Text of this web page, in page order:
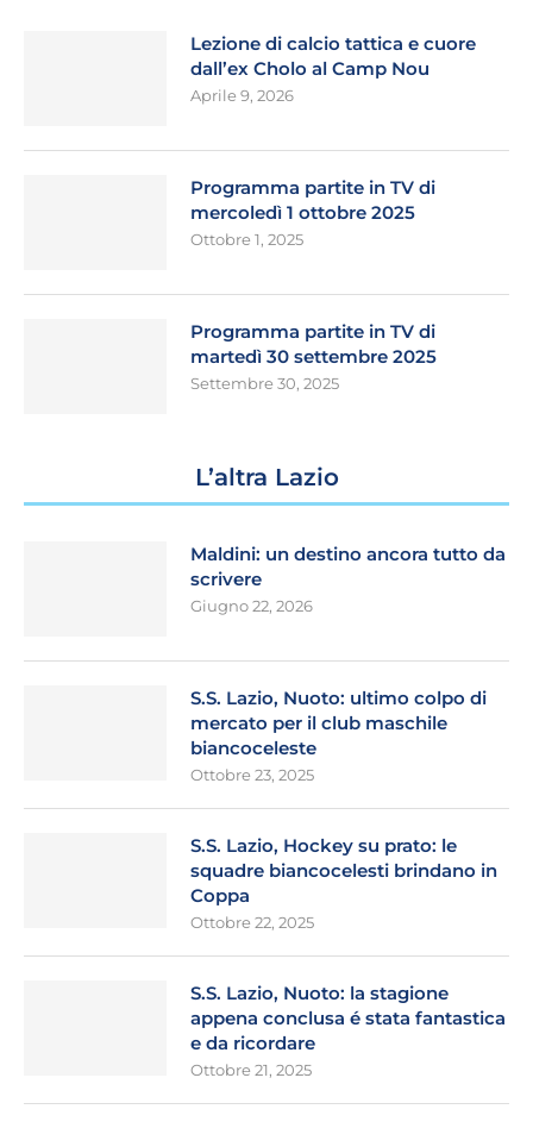
Lezione di calcio tattica e cuore
dall’ex Cholo al Camp Nou
Aprile 9, 2026
Programma partite in TV di
mercoledì 1 ottobre 2025
Ottobre 1, 2025
Programma partite in TV di
martedì 30 settembre 2025
Settembre 30, 2025
L’altra Lazio
Maldini: un destino ancora tutto da
scrivere
Giugno 22, 2026
S.S. Lazio, Nuoto: ultimo colpo di
mercato per il club maschile
biancoceleste
Ottobre 23, 2025
S.S. Lazio, Hockey su prato: le
squadre biancocelesti brindano in
Coppa
Ottobre 22, 2025
S.S. Lazio, Nuoto: la stagione
appena conclusa é stata fantastica
e da ricordare
Ottobre 21, 2025